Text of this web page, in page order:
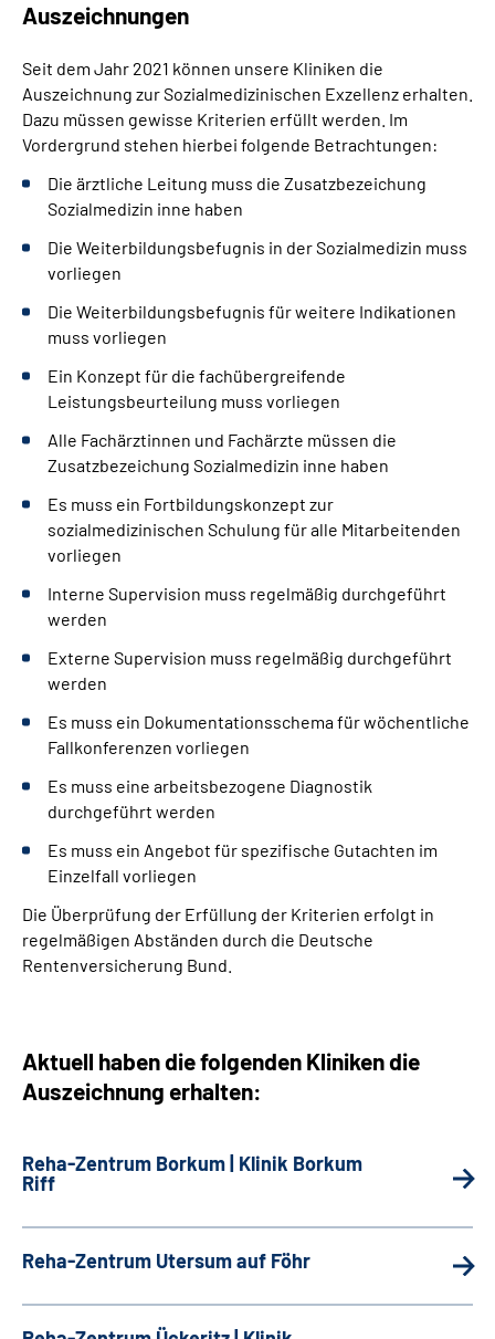
Auszeichnungen
Seit dem Jahr 2021 können unsere Kliniken die
Auszeichnung zur Sozialmedizinischen Exzellenz erhalten.
Dazu müssen gewisse Kriterien erfüllt werden. Im
Vordergrund stehen hierbei folgende Betrachtungen:
Die ärztliche Leitung muss die Zusatzbezeichung
Sozialmedizin inne haben
Die Weiterbildungsbefugnis in der Sozialmedizin muss
vorliegen
Die Weiterbildungsbefugnis für weitere Indikationen
muss vorliegen
Ein Konzept für die fachübergreifende
Leistungsbeurteilung muss vorliegen
Alle Fachärztinnen und Fachärzte müssen die
Zusatzbezeichung Sozialmedizin inne haben
Es muss ein Fortbildungskonzept zur
sozialmedizinischen Schulung für alle Mitarbeitenden
vorliegen
Interne Supervision muss regelmäßig durchgeführt
werden
Externe Supervision muss regelmäßig durchgeführt
werden
Es muss ein Dokumentationsschema für wöchentliche
Fallkonferenzen vorliegen
Es muss eine arbeitsbezogene Diagnostik
durchgeführt werden
Es muss ein Angebot für spezifische Gutachten im
Einzelfall vorliegen
Die Überprüfung der Erfüllung der Kriterien erfolgt in
regelmäßigen Abständen durch die Deutsche
Rentenversicherung Bund.
Aktuell haben die folgenden Kliniken die
Auszeichnung erhalten:
Reha-Zentrum Borkum | Klinik Borkum
Riff
Reha-Zentrum Utersum auf Föhr